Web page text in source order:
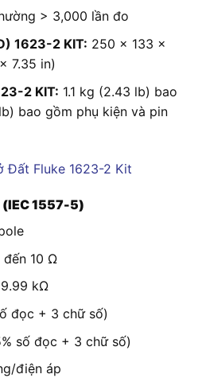
> 3,000 lần đo
1623-2 KIT: 250 x 133 x
7.35 in)
2 KIT: 1.1 kg (2.43 lb) bao
bao gồm phụ kiện và pin
1557-5)
đến 10 Ω
kΩ
đọc + 3 chữ số)
số đọc + 3 chữ số)
điện áp